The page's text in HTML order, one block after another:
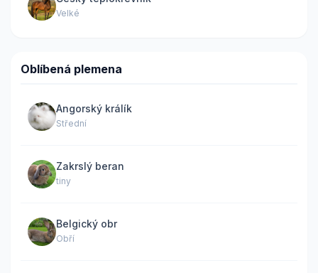
Velké
Oblíbená plemena
Angorský králík
Střední
Zakrslý beran
tiny
Belgický obr
Obří